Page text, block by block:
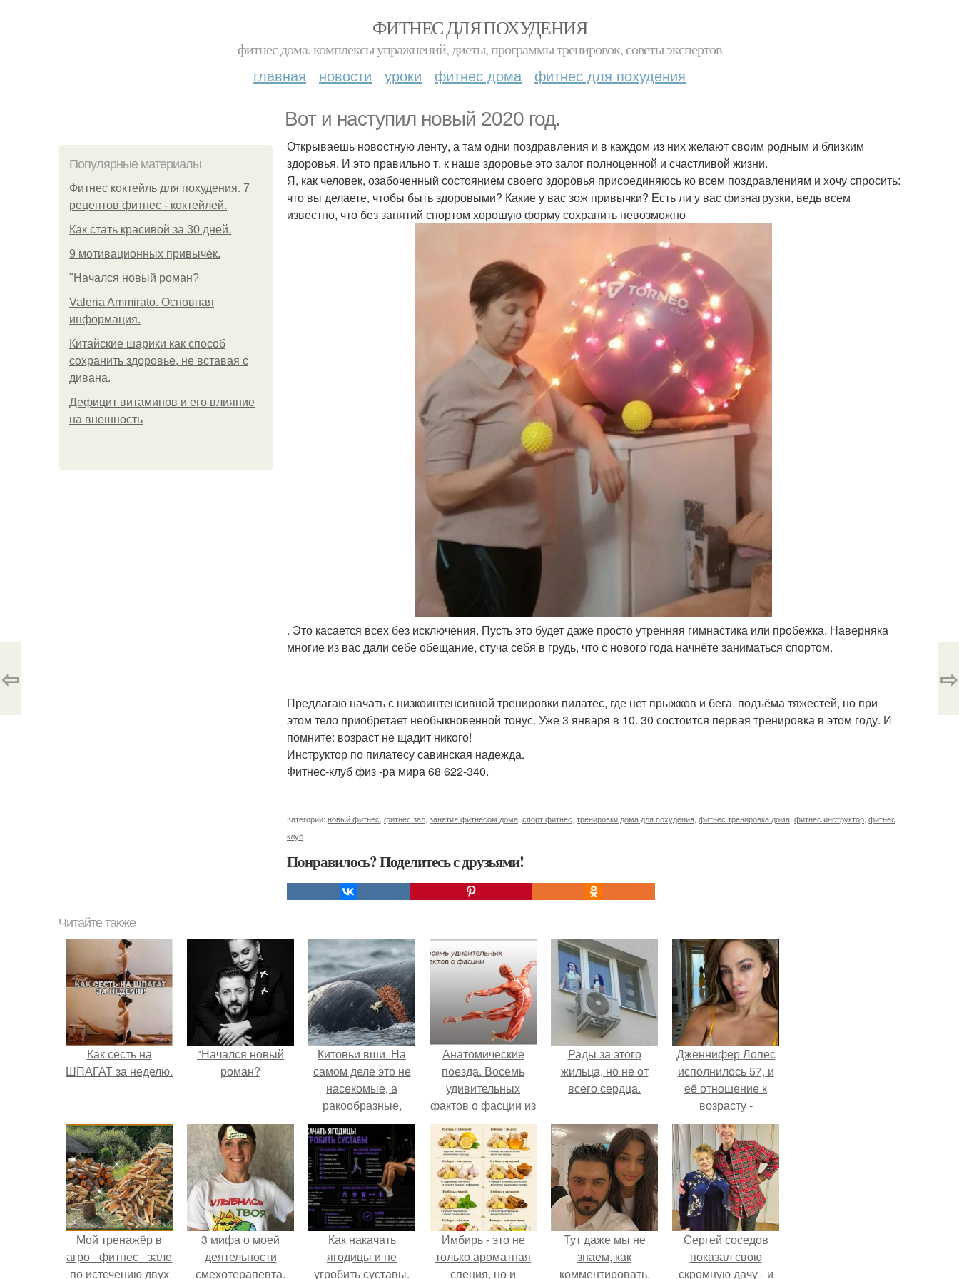
ФИТНЕС ДЛЯ ПОХУДЕНИЯ
фитнес дома. комплексы упражнений, диеты, программы тренировок, советы экспертов
главная новости уроки фитнес дома фитнес для похудения
Вот и наступил новый 2020 год.
Популярные материалы
Фитнес коктейль для похудения. 7
рецептов фитнес - коктейлей.
Как стать красивой за 30 дней.
9 мотивационных привычек.
"Начался новый роман?
Valeria Ammirato. Основная
информация.
Китайские шарики как способ
сохранить здоровье, не вставая с
дивана.
Дефицит витаминов и его влияние
на внешность
Открываешь новостную ленту, а там одни поздравления и в каждом из них желают своим родным и близким
здоровья. И это правильно т. к наше здоровье это залог полноценной и счастливой жизни.
Я, как человек, озабоченный состоянием своего здоровья присоединяюсь ко всем поздравлениям и хочу спросить:
что вы делаете, чтобы быть здоровыми? Какие у вас зож привычки? Есть ли у вас физнагрузки, ведь всем
известно, что без занятий спортом хорошую форму сохранить невозможно
. Это касается всех без исключения. Пусть это будет даже просто утренняя гимнастика или пробежка. Наверняка
многие из вас дали себе обещание, стуча себя в грудь, что с нового года начнёте заниматься спортом.
Предлагаю начать с низкоинтенсивной тренировки пилатес, где нет прыжков и бега, подъёма тяжестей, но при
этом тело приобретает необыкновенной тонус. Уже 3 января в 10. 30 состоится первая тренировка в этом году. И
помните: возраст не щадит никого!
Инструктор по пилатесу савинская надежда.
Фитнес-клуб физ -ра мира 68 622-340.
Категории: новый фитнес фитнес зал занятия фитнесом дома спорт фитнес тренировки дома для похудения фитнес тренировка дома фитнес инструктор фитнес
клуб
Понравилось? Поделитесь с друзьями!
⇦ ⇨
Читайте также
Как сесть на
ШПАГАТ за неделю.
"Начался новый
роман?
Китовьи вши. На
самом деле это не
насекомые, а
ракообразные,
относящиеся к
бокоплавам.
Анатомические
поезда. Восемь
удивительных
фактов о фасции из
книги Томаса
майерса
"Анатомические
Поезда".
Рады за этого
жильца, но не от
всего сердца.
Дженнифер Лопес
исполнилось 57, и
её отношение к
возрасту -
настоящий
манифест
уверенности: "не
говорите, что я
отлично выгляжу
для 57.
Мой тренажёр в
агро - фитнес - зале
по истечению двух
3 мифа о моей
деятельности
смехотерапевта.
Как накачать
ягодицы и не
угробить суставы.
Имбирь - это не
только ароматная
специя, но и
Тут даже мы не
знаем, как
комментировать.
Сергей соседов
показал свою
скромную дачу - и